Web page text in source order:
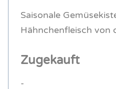
Saisonale
Hähnchenfleisch von
Zugekauft
-